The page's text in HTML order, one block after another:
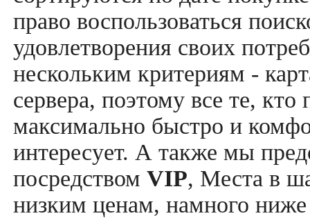
право воспользоваться
удовлетворения своих
нескольким критериям -
сервера, поэтому все те,
максимально быстро и
интересует. А также мы
посредством VIP, Места в
низким ценам, намного